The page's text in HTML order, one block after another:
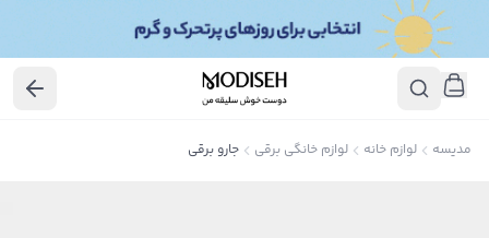
مدیسه لوازم خانه لوازم خانگی برقی جارو برقی